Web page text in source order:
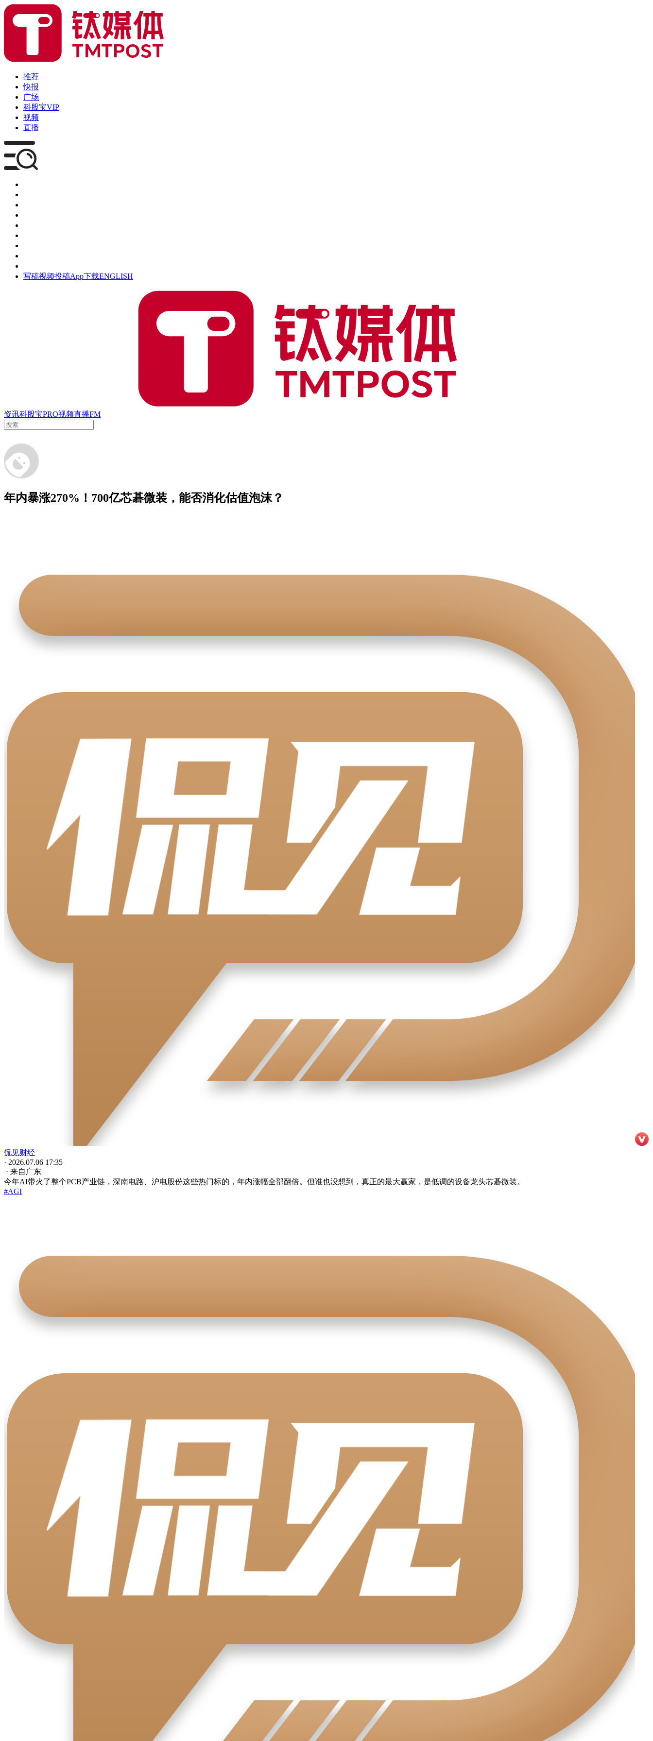
推荐
快报
广场
科股宝VIP
视频
直播
写稿视频投稿App下载ENGLISH
资讯科股宝PRO视频直播FM
年内暴涨270%！700亿芯碁微装，能否消化估值泡沫？
侃见财经
· 2026.07.06 17:35
· 来自广东
今年AI带火了整个PCB产业链，深南电路、沪电股份这些热门标的，年内涨幅全部翻倍。但谁也没想到，真正的最大赢家，是低调的设备龙头芯碁微装。
#AGI